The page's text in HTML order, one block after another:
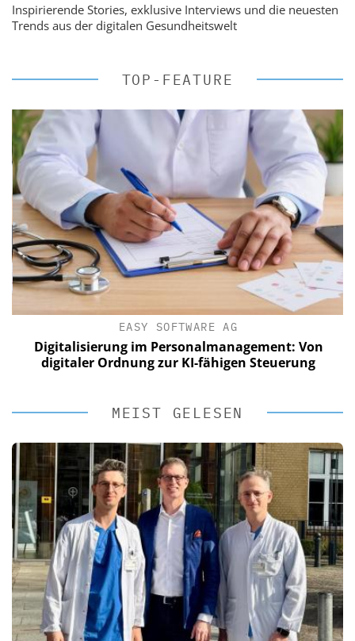
Inspirierende Stories, exklusive Interviews und die neuesten
Trends aus der digitalen Gesundheitswelt
TOP-FEATURE
EASY SOFTWARE AG
Digitalisierung im Personalmanagement: Von
digitaler Ordnung zur KI-fähigen Steuerung
MEIST GELESEN